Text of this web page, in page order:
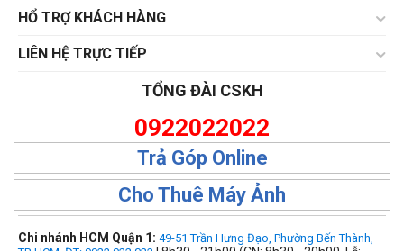
HỔ TRỢ KHÁCH HÀNG
LIÊN HỆ TRỰC TIẾP
TỔNG ĐÀI CSKH
0922022022
Trả Góp Online
Cho Thuê Máy Ảnh
Chi nhánh HCM Quận 1: 49-51 Trần Hưng Đạo, Phường Bến Thành,